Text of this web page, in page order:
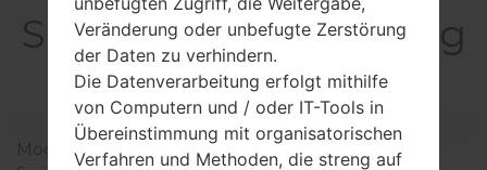
SpezifikationSamsung
GT-M7600BBeat DJ
Modell und seine Eigenschaften
Modell
SamsungGT-M7600B
Veränderung oder unbefugte Zerstörung
der Daten zu verhindern.
Die Datenverarbeitung erfolgt mithilfe
von Computern und / oder IT-Tools in
Übereinstimmung mit organisatorischen
Verfahren und Methoden, die streng auf